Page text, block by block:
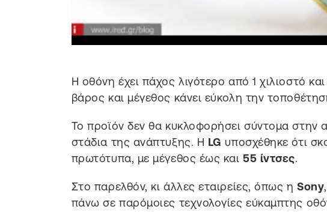
Η οθόνη έχει πάχος λιγότερο από 1 χιλιοστό και
βάρος και μέγεθος κάνει εύκολη την
Το προϊόν δεν θα κυκλοφορήσει σύντομα
στάδια της ανάπτυξης. Η LG υποσχέθηκε ότι
πρωτότυπα, με μέγεθος έως και55 ίντσες.
Στο παρελθόν, κι άλλες εταιρείες, όπως ηSony
πάνω σε παρόμοιες τεχνολογίες εύκαμπτης